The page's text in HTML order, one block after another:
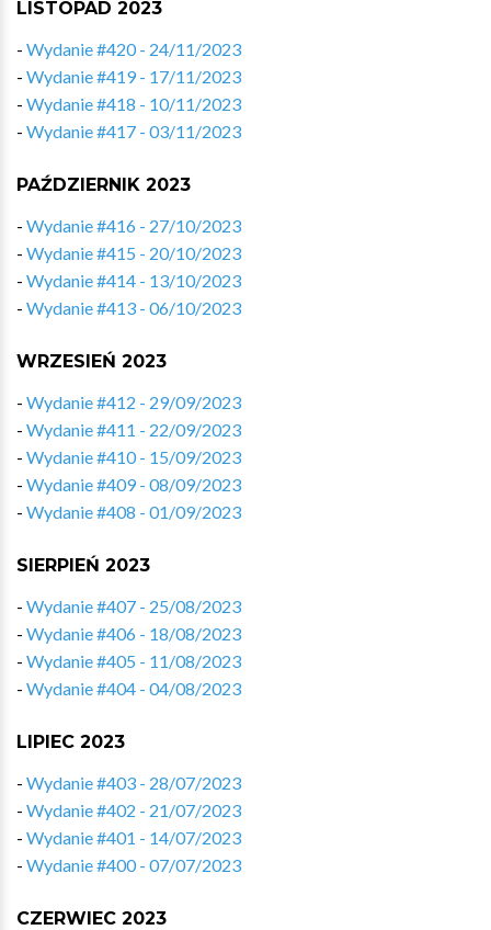
LISTOPAD 2023
- Wydanie #420 - 24/11/2023
- Wydanie #419 - 17/11/2023
- Wydanie #418 - 10/11/2023
- Wydanie #417 - 03/11/2023
PAŹDZIERNIK 2023
- Wydanie #416 - 27/10/2023
- Wydanie #415 - 20/10/2023
- Wydanie #414 - 13/10/2023
- Wydanie #413 - 06/10/2023
WRZESIEŃ 2023
- Wydanie #412 - 29/09/2023
- Wydanie #411 - 22/09/2023
- Wydanie #410 - 15/09/2023
- Wydanie #409 - 08/09/2023
- Wydanie #408 - 01/09/2023
SIERPIEŃ 2023
- Wydanie #407 - 25/08/2023
- Wydanie #406 - 18/08/2023
- Wydanie #405 - 11/08/2023
- Wydanie #404 - 04/08/2023
LIPIEC 2023
- Wydanie #403 - 28/07/2023
- Wydanie #402 - 21/07/2023
- Wydanie #401 - 14/07/2023
- Wydanie #400 - 07/07/2023
CZERWIEC 2023